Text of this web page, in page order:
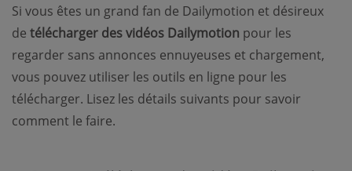
Si vous êtes un grand fan de Dailymotion et désireux
de télécharger des vidéos Dailymotion pour les
regarder sans annonces ennuyeuses et chargement,
vous pouvez utiliser les outils en ligne pour les
télécharger. Lisez les détails suivants pour savoir
comment le faire.